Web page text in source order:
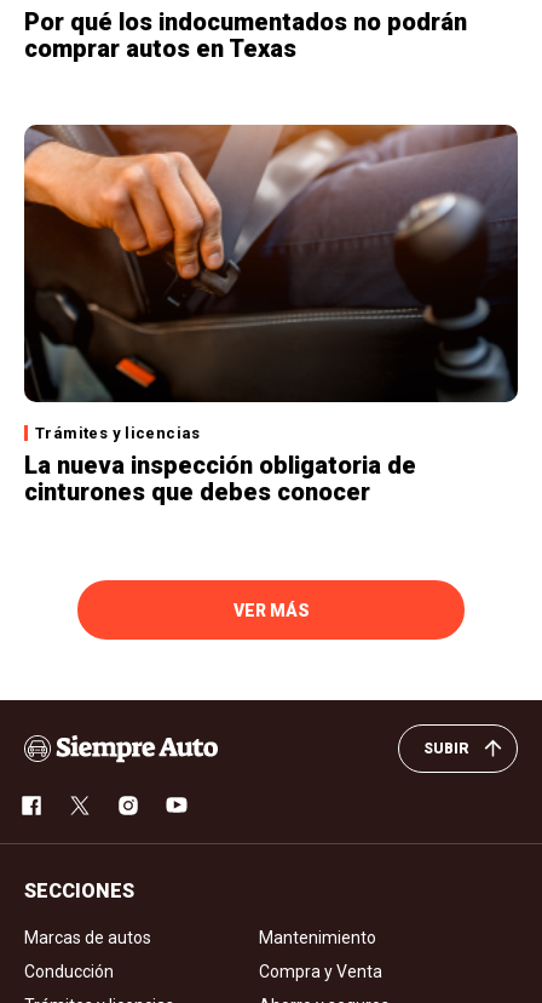
Por qué los indocumentados no podrán
comprar autos en Texas
Trámites y licencias
La nueva inspección obligatoria de
cinturones que debes conocer
VER MÁS
SUBIR
SECCIONES
Marcas de autos
Mantenimiento
Conducción
Compra y Venta